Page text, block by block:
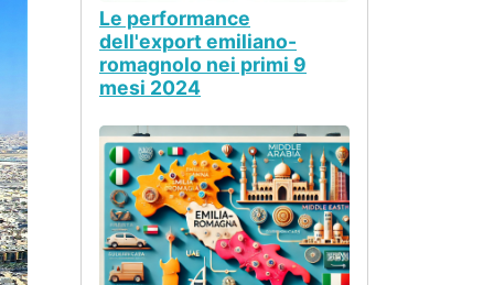
Le performance
dell'export emiliano-
romagnolo nei primi 9
mesi 2024